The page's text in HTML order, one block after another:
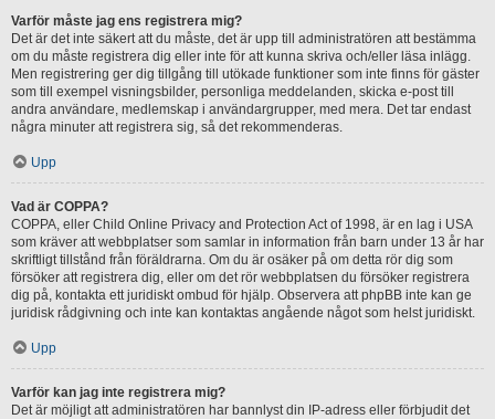
Varför måste jag ens registrera mig?
Det är det inte säkert att du måste, det är upp till administratören att bestämma
om du måste registrera dig eller inte för att kunna skriva och/eller läsa inlägg.
Men registrering ger dig tillgång till utökade funktioner som inte finns för gäster
som till exempel visningsbilder, personliga meddelanden, skicka e-post till
andra användare, medlemskap i användargrupper, med mera. Det tar endast
några minuter att registrera sig, så det rekommenderas.
Upp
Vad är COPPA?
COPPA, eller Child Online Privacy and Protection Act of 1998, är en lag i USA
som kräver att webbplatser som samlar in information från barn under 13 år har
skriftligt tillstånd från föräldrarna. Om du är osäker på om detta rör dig som
försöker att registrera dig, eller om det rör webbplatsen du försöker registrera
dig på, kontakta ett juridiskt ombud för hjälp. Observera att phpBB inte kan ge
juridisk rådgivning och inte kan kontaktas angående något som helst juridiskt.
Upp
Varför kan jag inte registrera mig?
Det är möjligt att administratören har bannlyst din IP-adress eller förbjudit det